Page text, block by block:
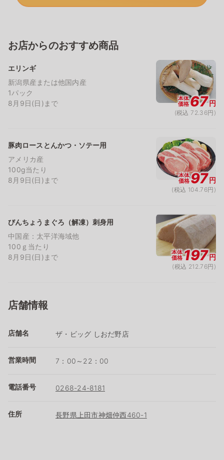
お店からのおすすめ商品
エリンギ
新潟県産または他国内産
1パック
8月9日(日)まで
本体
価格67円
(税込 72.36円)
豚肉ロースとんかつ・ソテー用
アメリカ産
100g当たり
8月9日(日)まで
本体
価格97円
(税込 104.76円)
びんちょうまぐろ（解凍）刺身用
中国産：太平洋海域他
100ｇ当たり
8月9日(日)まで
本体
価格197円
(税込 212.76円)
店舗情報
店舗名 ザ・ビッグ しおだ野店
営業時間 7：00～22：00
電話番号 0268-24-8181
住所 長野県上田市神畑仲西460-1